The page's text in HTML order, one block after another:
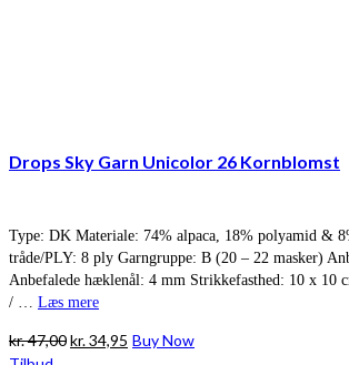
Drops Sky Garn Unicolor 26 Kornblomst
Type: DK Materiale: 74% alpaca, 18% polyamid &
tråde/PLY: 8 ply Garngruppe: B (20 – 22 masker)
Anbefalede hæklenål: 4 mm Strikkefasthed: 10 x 10
/ … Læs mere
kr.47,00Den
kr.34,95 Den
Buy Now